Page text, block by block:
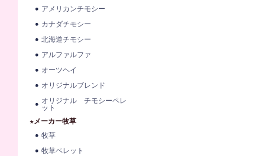
アメリカンチモシー
カナダチモシー
北海道チモシー
アルファルファ
オーツヘイ
オリジナルブレンド
オリジナル チモシーペレ
ット
★メーカー牧草
牧草
牧草ペレット